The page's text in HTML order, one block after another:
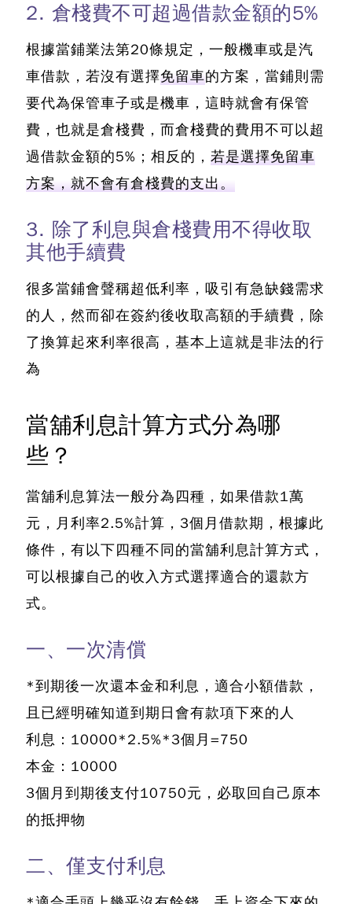
2. 倉棧費不可超過借款金額的5%
根據當鋪業法第20條規定，一般機車或是汽
車借款，若沒有選擇免留車的方案，當鋪則需
要代為保管車子或是機車，這時就會有保管
費，也就是倉棧費，而倉棧費的費用不可以超
過借款金額的5%；相反的， 若是選擇免留車
方案，就不會有倉棧費的支出。
3. 除了利息與倉棧費用不得收取
其他手續費
很多當鋪會聲稱超低利率，吸引有急缺錢需求
的人，然而卻在簽約後收取高額的手續費，除
了換算起來利率很高，基本上這就是非法的行
為
當舖利息計算方式分為哪
些？
當舖利息算法一般分為四種，如果借款1萬
元，月利率2.5%計算，3個月借款期，根據此
條件， 有以下四種不同的當舖利息計算方式 ，
可以根據自己的收入方式選擇適合的還款方
式。
一、一次清償
*到期後一次還本金和利息，適合小額借款，
且已經明確知道到期日會有款項下來的人
利息：10000*2.5%*3個月=750
本金：10000
3個月到期後支付10750元，必取回自己原本
的抵押物
二、僅支付利息